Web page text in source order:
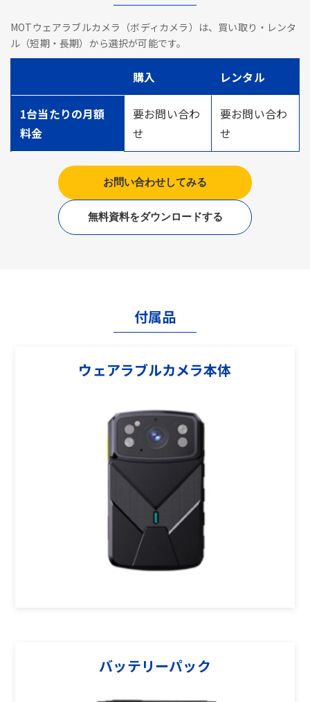
MOTウェアラブルカメラ（ボディカメラ）は、買い取り・レンタ
ル（短期・長期）から選択が可能です。
購入 レンタル
1台当たりの月額
料金
要お問い合わ
せ
要お問い合わ
せ
お問い合わせしてみる
無料資料をダウンロードする
付属品
ウェアラブルカメラ本体
バッテリーパック